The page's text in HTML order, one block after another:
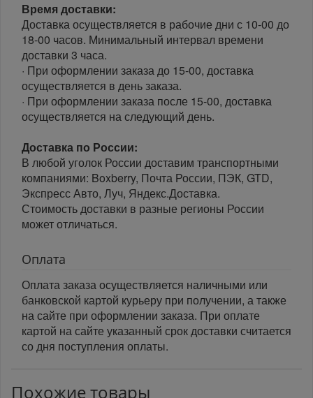
Время доставки:
Доставка осуществляется в рабочие дни с 10-00 до
18-00 часов. Минимальный интервал времени
доставки 3 часа.
· При оформлении заказа до 15-00, доставка
осуществляется в день заказа.
· При оформлении заказа после 15-00, доставка
осуществляется на следующий день.
Доставка по России:
В любой уголок России доставим транспортными
компаниями: Boxberry, Почта России, ПЭК, GTD,
Экспресс Авто, Луч, Яндекс.Доставка.
Стоимость доставки в разные регионы России
может отличаться.
Оплата
Оплата заказа осуществляется наличными или
банковской картой курьеру при получении, а также
на сайте при оформлении заказа. При оплате
картой на сайте указанный срок доставки считается
со дня поступления оплаты.
Похожие товары